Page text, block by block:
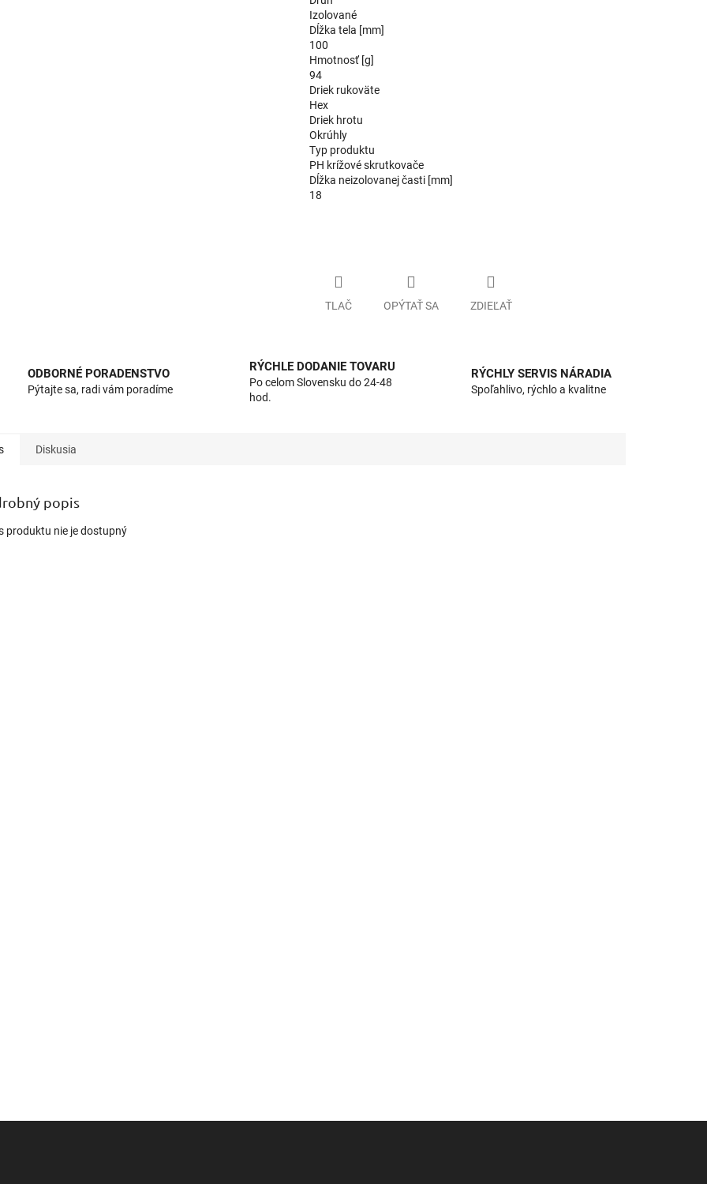
Izolované
Dĺžka tela [mm]
100
Hmotnosť [g]
94
Driek rukoväte
Hex
Driek hrotu
Okrúhly
Typ produktu
PH krížové skrutkovače
Dĺžka neizolovanej časti [mm]
18
TLAČ OPÝTAŤ SA ZDIEĽAŤ
ODBORNÉ PORADENSTVO
Pýtajte sa, radi vám poradíme
RÝCHLE DODANIE TOVARU
Po celom Slovensku do 24-48
hod.
RÝCHLY SERVIS NÁRADIA
Spoľahlivo, rýchlo a kvalitne
Diskusia
popis
produktu nie je dostupný